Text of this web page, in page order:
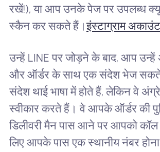
रखें!), या आप उनके पेज पर उपलब्ध
स्कैन कर सकते हैं।इंस्टाग्राम अकाउंट
उन्हें LINE पर जोड़ने के बाद, आप उन्हें
और ऑर्डर के साथ एक संदेश भेज सकते
संदेश थाई भाषा में होते हैं, लेकिन वे
स्वीकार करते हैं। वे आपके ऑर्डर की
डिलीवरी मैन पास आने पर आपको
लिए आपके पास एक स्थानीय नंबर होना